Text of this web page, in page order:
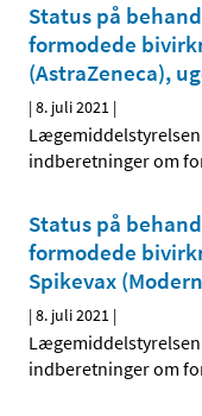
Status på
formodede
(AstraZeneca),
|8. juli 2021 |
indberetninger om
Status på
formodede
Spikevax
|8. juli 2021 |
indberetninger om